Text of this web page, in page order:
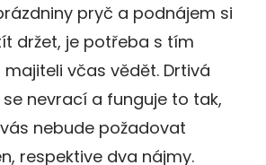
pryč a podnájem si
držet, je potřeba s tím
včas vědět. Drtivá
nevrací a funguje to tak,
nebude požadovat
respektive dva nájmy.